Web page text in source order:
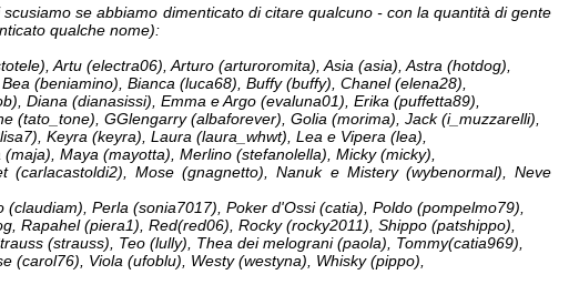
se abbiamo dimenticato di citare qualcuno - con la quantità di gente
qualche nome):
Artu (electra06), Arturo (arturoromita), Asia (asia), Astra (hotdog),
(beniamino), Bianca (luca68), Buffy (buffy), Chanel (elena28),
Diana (dianasissi), Emma e Argo (evaluna01), Erika (puffetta89),
(tato_tone), GGlengarry (albaforever), Golia (morima), Jack (i_muzzarelli),
Keyra (keyra), Laura (laura_whwt), Lea e Vipera (lea),
Maya (mayotta), Merlino (stefanolella), Micky (micky),
(carlacastoldi2), Mose (gnagnetto), Nanuk e Mistery (wybenormal), Neve
Perla (sonia7017), Poker d'Ossi (catia), Poldo (pompelmo79),
Rapahel (piera1), Red(red06), Rocky (rocky2011), Shippo (patshippo),
(strauss), Teo (lully), Thea dei melograni (paola), Tommy(catia969),
(carol76), Viola (ufoblu), Westy (westyna), Whisky (pippo),